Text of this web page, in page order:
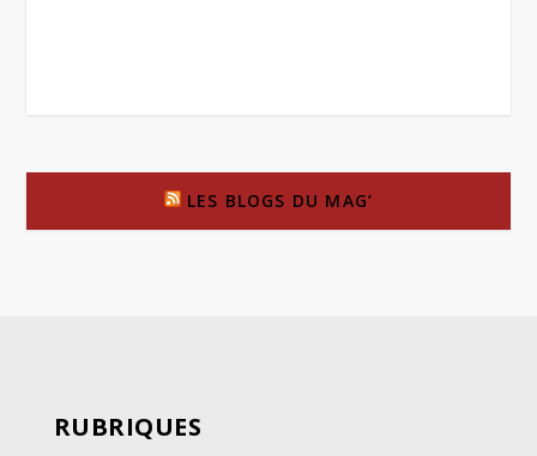
LES BLOGS DU MAG’
RUBRIQUES